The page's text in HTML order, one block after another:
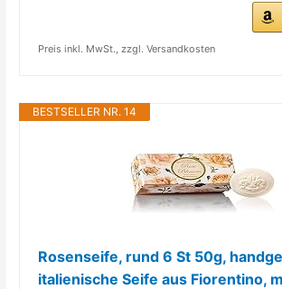
Preis inkl. MwSt., zzgl. Versandkosten
BESTSELLER NR. 14
Rosenseife, rund 6 St 50g,
italienische Seife aus Fiorentino,